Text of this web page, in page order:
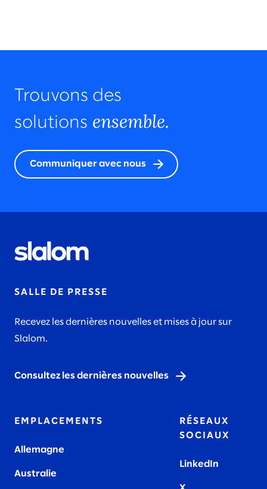
Trouvons des
solutions ensemble.
Communiquer avec nous
SALLE DE PRESSE
Recevez les dernières nouvelles et mises à jour sur
Slalom.
Consultez les dernières nouvelles
EMPLACEMENTS
Allemagne
Australie
RÉSEAUX
SOCIAUX
LinkedIn